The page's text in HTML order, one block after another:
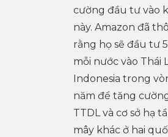
cường đầu tư vào
này. Amazon đã
rằng họ sẽ đầu tư
mỗi nước vào Thái
Indonesia trong
năm để tăng
TTDL và cơ sở hạ
mây khác ở hai